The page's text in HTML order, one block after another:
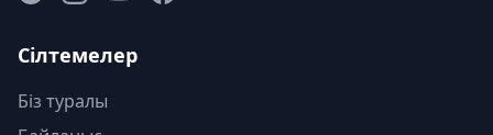
Сілтемелер
Біз туралы